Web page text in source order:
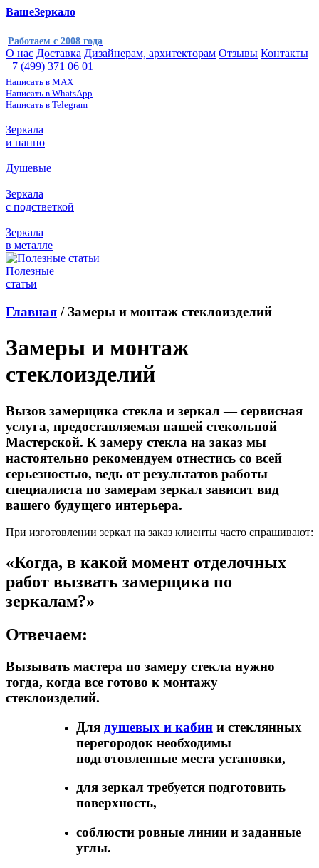
ВашеЗеркало
Работаем с 2008 года
О нас Доставка Дизайнерам, архитекторам Отзывы Контакты
+7 (499) 371 06 01
Написать в MAX
Написать в WhatsApp
Написать в Telegram
Зеркала
и панно
Душевые
Зеркала
с подстветкой
Зеркала
в металле
Полезные
статьи
Главная / Замеры и монтаж стеклоизделий
Замеры и монтаж
стеклоизделий
Вызов замерщика стекла и зеркал — сервисная
услуга, предоставляемая нашей стекольной
Мастерской. К замеру стекла на заказ мы
настоятельно рекомендуем отнестись со всей
серьезностью, ведь от результатов работы
специалиста по замерам зеркал зависит вид
вашего будущего интерьера.
При изготовлении зеркал на заказ клиенты часто спрашивают:
«Когда, в какой момент отделочных
работ вызвать замерщика по
зеркалам?»
Отвечаем:
Вызывать мастера по замеру стекла нужно
тогда, когда все готово к монтажу
стеклоизделий.
Для душевых и кабини стеклянных
перегородок необходимы
подготовленные места установки,
для зеркал требуется подготовить
поверхность,
соблюсти ровные линии и заданные
углы.